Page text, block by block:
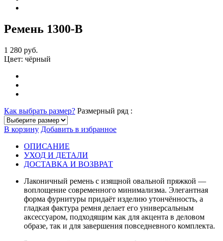
Ремень 1300-В
1 280 руб.
Цвет: чёрный
Как выбрать размер? Размерный ряд :
В корзину Добавить в избранное
ОПИСАНИЕ
УХОД И ДЕТАЛИ
ДОСТАВКА И ВОЗВРАТ
Лаконичный ремень с изящной овальной пряжкой —
воплощение современного минимализма. Элегантная
форма фурнитуры придаёт изделию утончённость, а
гладкая фактура ремня делает его универсальным
аксессуаром, подходящим как для акцента в деловом
образе, так и для завершения повседневного комплекта.